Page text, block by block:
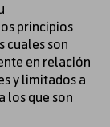
principios
cuales son
en relación
y limitados a
los que son